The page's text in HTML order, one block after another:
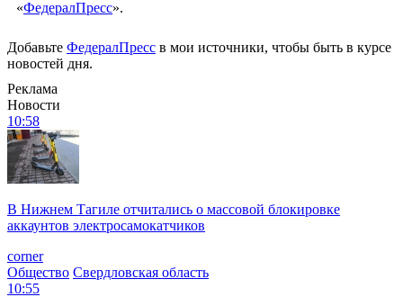
«ФедералПресс».
Добавьте ФедералПресс в мои источники, чтобы быть в курсе
новостей дня.
Реклама
Новости
10:58
В Нижнем Тагиле отчитались о массовой блокировке
аккаунтов электросамокатчиков
corner
Общество Свердловская область
10:55